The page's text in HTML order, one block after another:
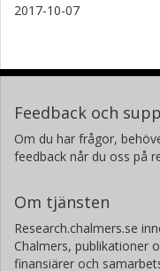
2017-10-07
Feedback och
Om du har frågor,
feedback når du oss på
Om tjänsten
Research.chalmers.se
Chalmers, publikationer
finansiärer och